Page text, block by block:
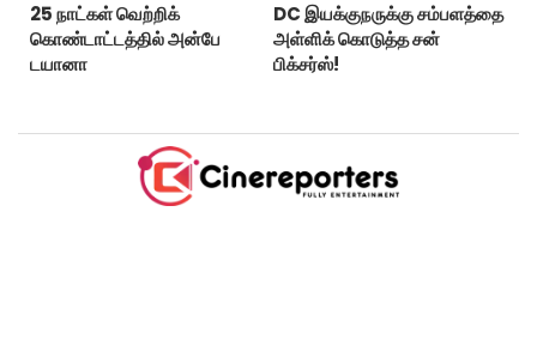
25 நாட்கள் வெற்றிக்
கொண்டாட்டத்தில் அன்பே
டயானா
DC இயக்குநருக்கு சம்பளத்தை
அள்ளிக் கொடுத்த சன்
பிக்சர்ஸ்!